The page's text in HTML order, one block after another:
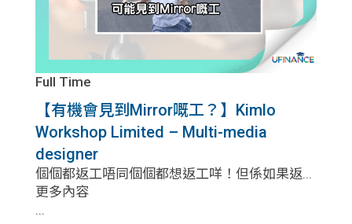
Full Time
【有機會見到Mirror嘅工？】Kimlo
Workshop Limited – Multi-media
designer
個個都返工唔同個個都想返工咩！但係如果返...
更多內容
...